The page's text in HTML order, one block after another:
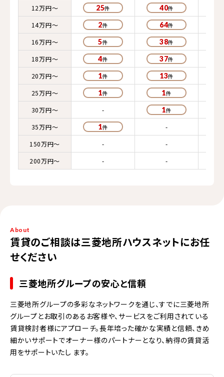
12万円～
25
40
14万円～
2
64
16万円～
5
38
18万円～
4 37
20万円～
1 13
25万円～
1
1
30万円～
-
1
35万円～
1
-
150万円～
-
-
200万円～
- -
About
賃貸のご相談は三菱地所ハウスネットにお任
せください
三菱地所グループの安心と信頼
三菱地所グループの多彩なネットワークを通じ、すでに三菱地所
グループとお取引のあるお客様や、サービスをご利用されている
賃貸検討者様にアプローチ。長年培った確かな実績と信頼、きめ
細かいサポートでオーナー様のパートナーとなり、納得の賃貸活
用をサポートいたし ます。